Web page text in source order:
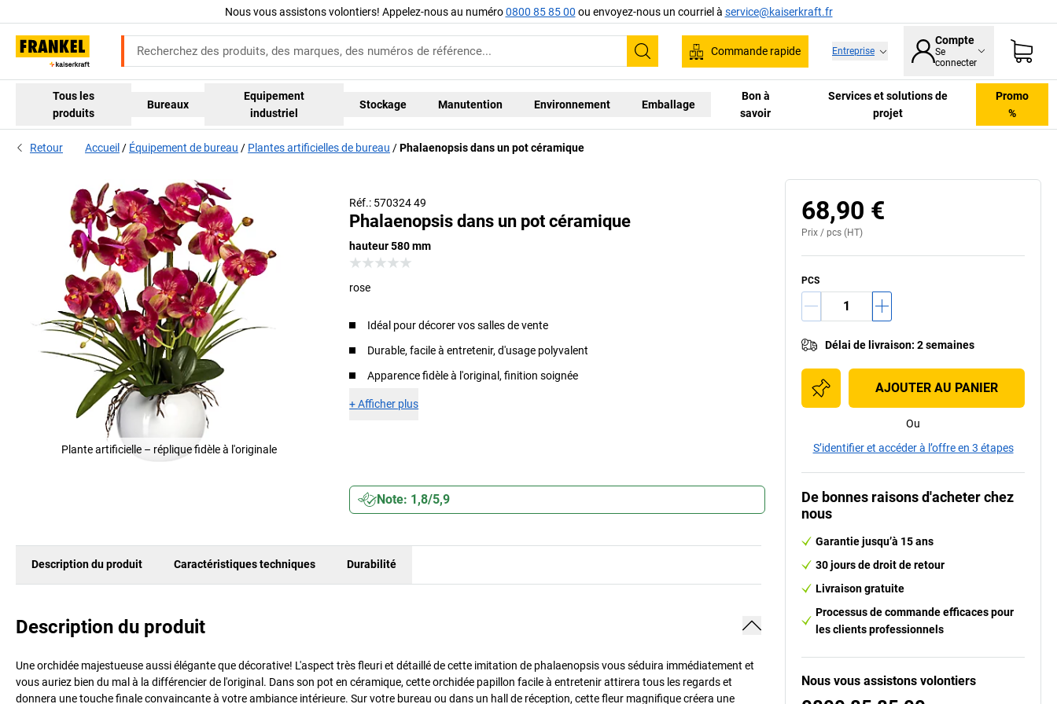
Nous vous assistons volontiers! Appelez-nous au numéro0800 85 85 00 ou envoyez-nous un courriel à service@kaiserkraft.fr
Recherche
Commande rapide Entreprise
Compte
Se
connecter
Tous les
produits
Bureaux
Equipement
industriel
Stockage Manutention Environnement Emballage
Bon à
savoir
Services et solutions de
projet
Promo
%
Retour Accueil Équipement de bureau Plantes artificielles de bureau Phalaenopsis dans un pot céramique
Réf.: 570324 49
Phalaenopsis dans un pot céramique
hauteur 580 mm
rose
Idéal pour décorer vos salles de vente
Durable, facile à entretenir, d'usage polyvalent
Apparence fidèle à l'original, finition soignée
+Afficher plus
Note: 1,8/5,9
Plante artificielle – réplique fidèle à l'originale
Description du produit Caractéristiques techniques Durabilité
Description du produit
Une orchidée majestueuse aussi élégante que décorative! L'aspect très fleuri et détaillé de cette imitation de phalaenopsis vous séduira immédiatement et
vous auriez bien du mal à la différencier de l'original. Dans son pot en céramique, cette orchidée papillon facile à entretenir attirera tous les regards et
donnera une touche finale convaincante à votre ambiance intérieure. Sur votre bureau ou dans un hall de réception, cette fleur magnifique créera une
68,90 €
Prix / pcs (HT)
PCS
Délai de livraison: 2 semaines
AJOUTER AU PANIER
Ou
S’identifier et accéder à l’offre en 3 étapes
De bonnes raisons d'acheter chez
nous
Garantie jusqu’à 15 ans
30 jours de droit de retour
Livraison gratuite
Processus de commande efficaces pour
les clients professionnels
Nous vous assistons volontiers